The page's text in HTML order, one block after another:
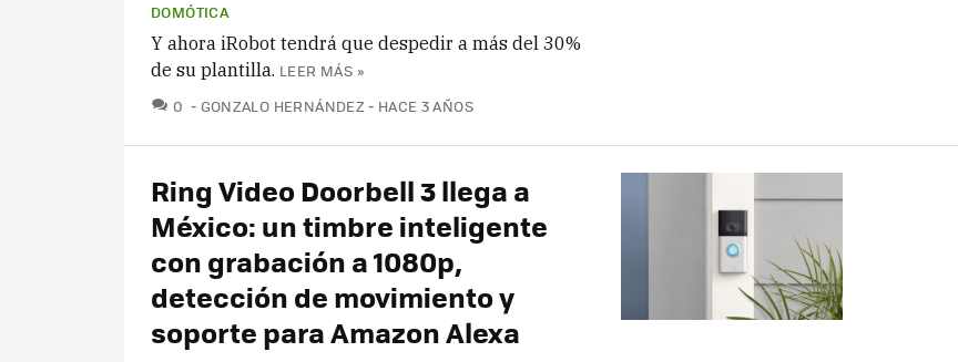
DOMÓTICA
Y ahora iRobot tendrá que despedir a más del 30%
de su plantilla. LEER MÁS »
0 COMENTARIOS
GONZALO HERNÁNDEZ HACE 3 AÑOS
Ring Video Doorbell 3 llega a
México: un timbre inteligente
con grabación a 1080p,
detección de movimiento y
soporte para Amazon Alexa